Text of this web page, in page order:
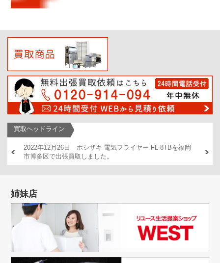
買取ヘッドライン
2022年12月26日 ホシザキ 電気フライヤー FL-8TBを福岡
市博多区で出張買取しました。
出張買
姉妹店